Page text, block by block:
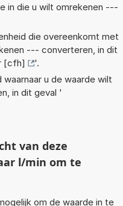
in die u wilt omrekenen ---
die overeenkomt met
--- converteren, in dit
[cfh]
'.
u de waarde wilt
in dit geval '
van deze
l/min om te
om de waarde in te